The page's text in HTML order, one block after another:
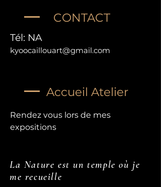
CONTACT
Tél: NA
kyoocaillouart@gmail.com
Accueil Atelier
Rendez vous lors de mes
expositions
La Nature est un temple où je
me recueille